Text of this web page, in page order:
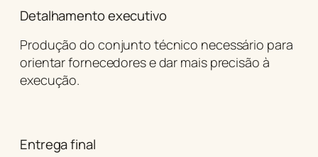
Detalhamento executivo
Produção do conjunto técnico necessário para
orientar fornecedores e dar mais precisão à
execução.
Entrega final